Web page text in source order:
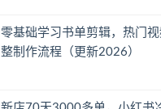
零基础学习书单剪辑，热门
整制作流程（更新2026）